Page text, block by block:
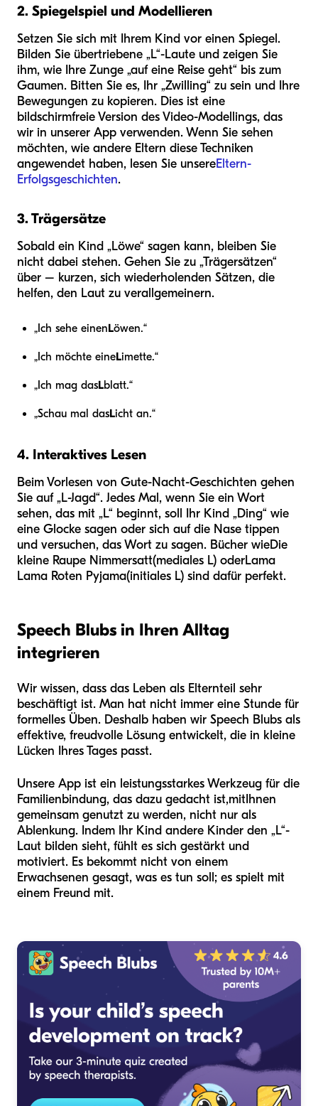
2. Spiegelspiel und Modellieren
Setzen Sie sich mit Ihrem Kind vor einen Spiegel.
Bilden Sie übertriebene „L“-Laute und zeigen Sie
ihm, wie Ihre Zunge „auf eine Reise geht“ bis zum
Gaumen. Bitten Sie es, Ihr „Zwilling“ zu sein und Ihre
Bewegungen zu kopieren. Dies ist eine
bildschirmfreie Version des Video-Modellings, das
wir in unserer App verwenden. Wenn Sie sehen
möchten, wie andere Eltern diese Techniken
angewendet haben, lesen Sie unsereEltern-
Erfolgsgeschichten.
3. Trägersätze
Sobald ein Kind „Löwe“ sagen kann, bleiben Sie
nicht dabei stehen. Gehen Sie zu „Trägersätzen“
über – kurzen, sich wiederholenden Sätzen, die
helfen, den Laut zu verallgemeinern.
„Ich sehe einenLöwen.“
„Ich möchte eineLimette.“
„Ich mag dasLblatt.“
„Schau mal dasLicht an.“
4. Interaktives Lesen
Beim Vorlesen von Gute-Nacht-Geschichten gehen
Sie auf „L-Jagd“. Jedes Mal, wenn Sie ein Wort
sehen, das mit „L“ beginnt, soll Ihr Kind „Ding“ wie
eine Glocke sagen oder sich auf die Nase tippen
und versuchen, das Wort zu sagen. Bücher wieDie
kleine Raupe Nimmersatt(mediales L) oderLama
Lama Roten Pyjama(initiales L) sind dafür perfekt.
Speech Blubs in Ihren Alltag
integrieren
Wir wissen, dass das Leben als Elternteil sehr
beschäftigt ist. Man hat nicht immer eine Stunde für
formelles Üben. Deshalb haben wir Speech Blubs als
effektive, freudvolle Lösung entwickelt, die in kleine
Lücken Ihres Tages passt.
Unsere App ist ein leistungsstarkes Werkzeug für die
Familienbindung, das dazu gedacht ist,mitIhnen
gemeinsam genutzt zu werden, nicht nur als
Ablenkung. Indem Ihr Kind andere Kinder den „L“-
Laut bilden sieht, fühlt es sich gestärkt und
motiviert. Es bekommt nicht von einem
Erwachsenen gesagt, was es tun soll; es spielt mit
einem Freund mit.